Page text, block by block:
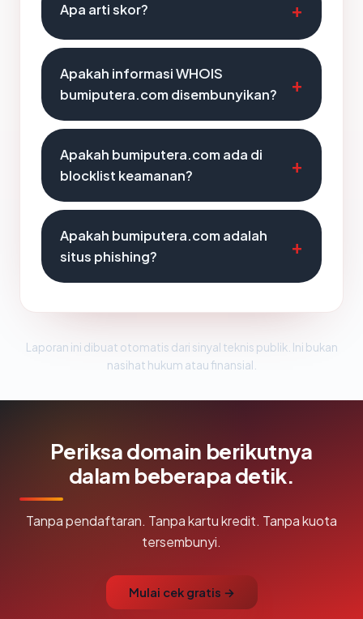
Apa arti skor?
Apakah informasi WHOIS
bumiputera.com disembunyikan?
Apakah bumiputera.com ada di
blocklist keamanan?
Apakah bumiputera.com adalah
situs phishing?
Laporan ini dibuat otomatis dari sinyal teknis publik. Ini bukan
nasihat hukum atau finansial.
Periksa domain berikutnya
dalam beberapa detik.
Tanpa pendaftaran. Tanpa kartu kredit. Tanpa kuota
tersembunyi.
Mulai cek gratis →